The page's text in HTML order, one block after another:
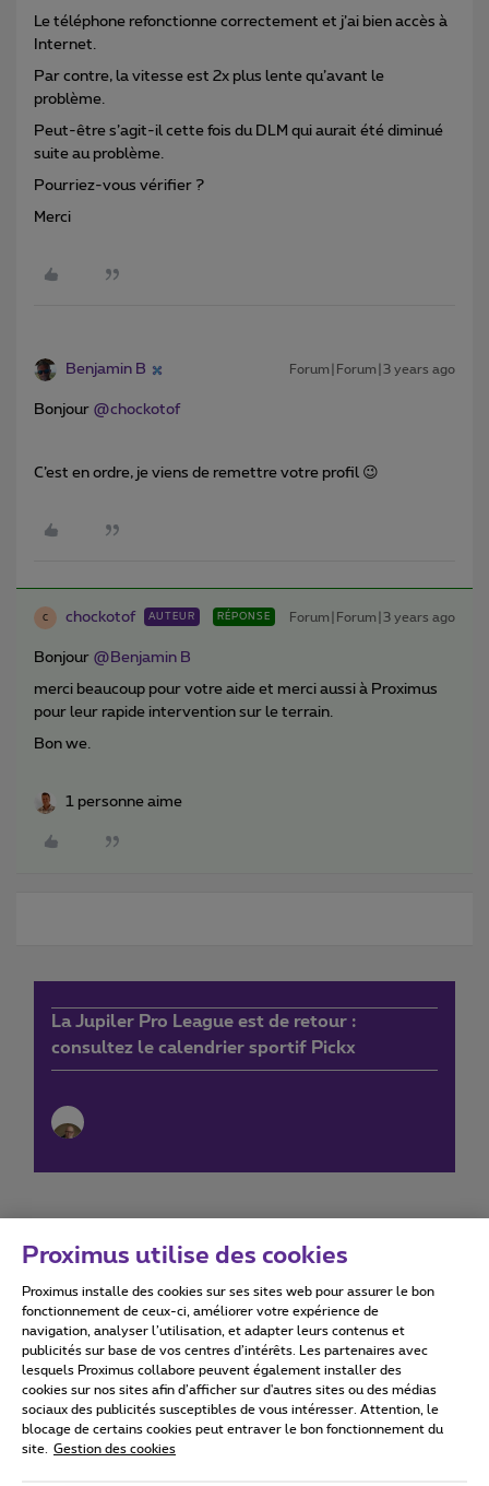
Le téléphone refonctionne correctement et j’ai bien accès à
Internet.
Par contre, la vitesse est 2x plus lente qu’avant le
problème.
Peut-être s’agit-il cette fois du DLM qui aurait été diminué
suite au problème.
Pourriez-vous vérifier ?
Merci
Benjamin B Forum|Forum|3 years ago
Bonjour @chockotof
C’est en ordre, je viens de remettre votre profil 😉
C chockotof AUTEUR RÉPONSE Forum|Forum|3 years ago
Bonjour @Benjamin B
merci beaucoup pour votre aide et merci aussi à Proximus
pour leur rapide intervention sur le terrain.
Bon we.
1 personne aime
La Jupiler Pro League est de retour :
consultez le calendrier sportif Pickx
Conditions d'utilisation Accessibility statement
Tous droits réservés. © 2026 Proximus
Conditions générales, info consommateur
Proximus utilise des cookies
Proximus installe des cookies sur ses sites web pour assurer le bon
fonctionnement de ceux-ci, améliorer votre expérience de
navigation, analyser l’utilisation, et adapter leurs contenus et
publicités sur base de vos centres d’intérêts. Les partenaires avec
lesquels Proximus collabore peuvent également installer des
cookies sur nos sites afin d’afficher sur d'autres sites ou des médias
sociaux des publicités susceptibles de vous intéresser. Attention, le
blocage de certains cookies peut entraver le bon fonctionnement du
site.
Gestion des cookies